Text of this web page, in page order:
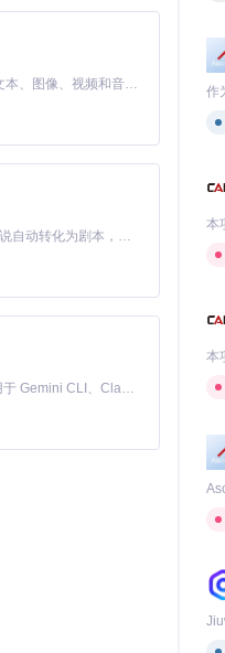
MiniMax H3 是一个通用的全模态生成系统。它支持对由文本、图像、视频和音频组成的多模态上下文进行统一理解，并能生成分辨率高达 2K、时长可达 15 秒的带原生立体声音频的视频。得益于面向任务泛化的系统设计，H3 在预训练阶段就已具备广泛的多模态上下文理解与生成能力，能够出色地执行复杂的多模态指令。
Toonflow 是一款 AI 短剧漫剧工具，能够利用 AI 技术将小说自动转化为剧本，并结合 AI 生成的图片和视频，实现高效的短剧创作。借助 Toonflow，可以轻松完成从文字到影像的全流程，让短剧制作变得更加智能与便捷。
免费、本地、开源的 24/7 全天候 Cowork 应用，以及适用于 Gemini CLI、Claude Code、Codex、OpenCode、Qwen Code、Goose CLI、Auggie 等的 OpenClaw | 🌟 喜欢就点star吧